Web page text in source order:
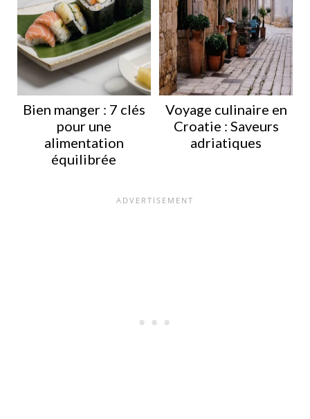
Bien manger : 7 clés
pour une
alimentation
équilibrée
Voyage culinaire en
Croatie : Saveurs
adriatiques